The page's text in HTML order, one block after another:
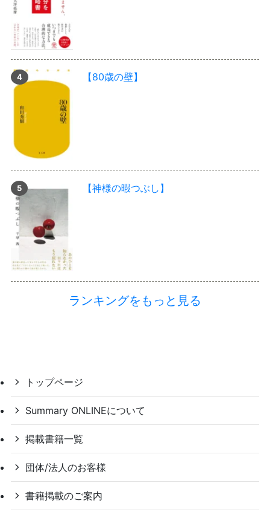
【80歳の壁】
【神様の暇つぶし】
ランキングをもっと見る
トップページ
Summary ONLINEについて
掲載書籍一覧
団体/法人のお客様
書籍掲載のご案内